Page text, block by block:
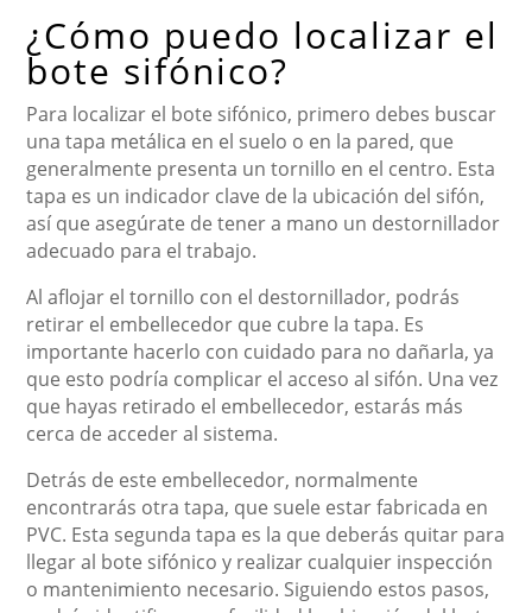
¿Cómo puedo localizar el
bote sifónico?
Para localizar el bote sifónico, primero debes buscar
una tapa metálica en el suelo o en la pared, que
generalmente presenta un tornillo en el centro. Esta
tapa es un indicador clave de la ubicación del sifón,
así que asegúrate de tener a mano un destornillador
adecuado para el trabajo.
Al aflojar el tornillo con el destornillador, podrás
retirar el embellecedor que cubre la tapa. Es
importante hacerlo con cuidado para no dañarla, ya
que esto podría complicar el acceso al sifón. Una vez
que hayas retirado el embellecedor, estarás más
cerca de acceder al sistema.
Detrás de este embellecedor, normalmente
encontrarás otra tapa, que suele estar fabricada en
PVC. Esta segunda tapa es la que deberás quitar para
llegar al bote sifónico y realizar cualquier inspección
o mantenimiento necesario. Siguiendo estos pasos,